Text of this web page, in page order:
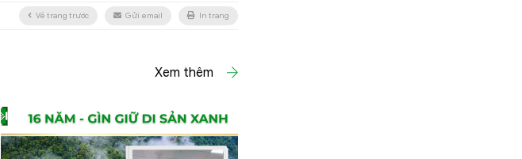
Về trang trước Gửi email In trang
Xem thêm